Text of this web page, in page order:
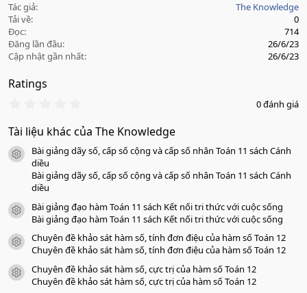
Tác giả
The Knowledge
Tải về
0
Đọc
714
Đăng lần đầu
26/6/23
Cập nhật gần nhất
26/6/23
Ratings
0
0
a
0 đánh giá
Tài liệu khác của The Knowledge
icon tài liệu
Bài giảng dãy số, cấp số cộng và cấp số nhân Toán 11 sách Cánh
diều
Bài giảng dãy số, cấp số cộng và cấp số nhân Toán 11 sách Cánh
diều
icon tài liệu
Bài giảng đạo hàm Toán 11 sách Kết nối tri thức với cuộc sống
Bài giảng đạo hàm Toán 11 sách Kết nối tri thức với cuộc sống
icon tài liệu
Chuyên đề khảo sát hàm số, tính đơn điệu của hàm số Toán 12
Chuyên đề khảo sát hàm số, tính đơn điệu của hàm số Toán 12
icon tài liệu
Chuyên đề khảo sát hàm số, cực trị của hàm số Toán 12
Chuyên đề khảo sát hàm số, cực trị của hàm số Toán 12